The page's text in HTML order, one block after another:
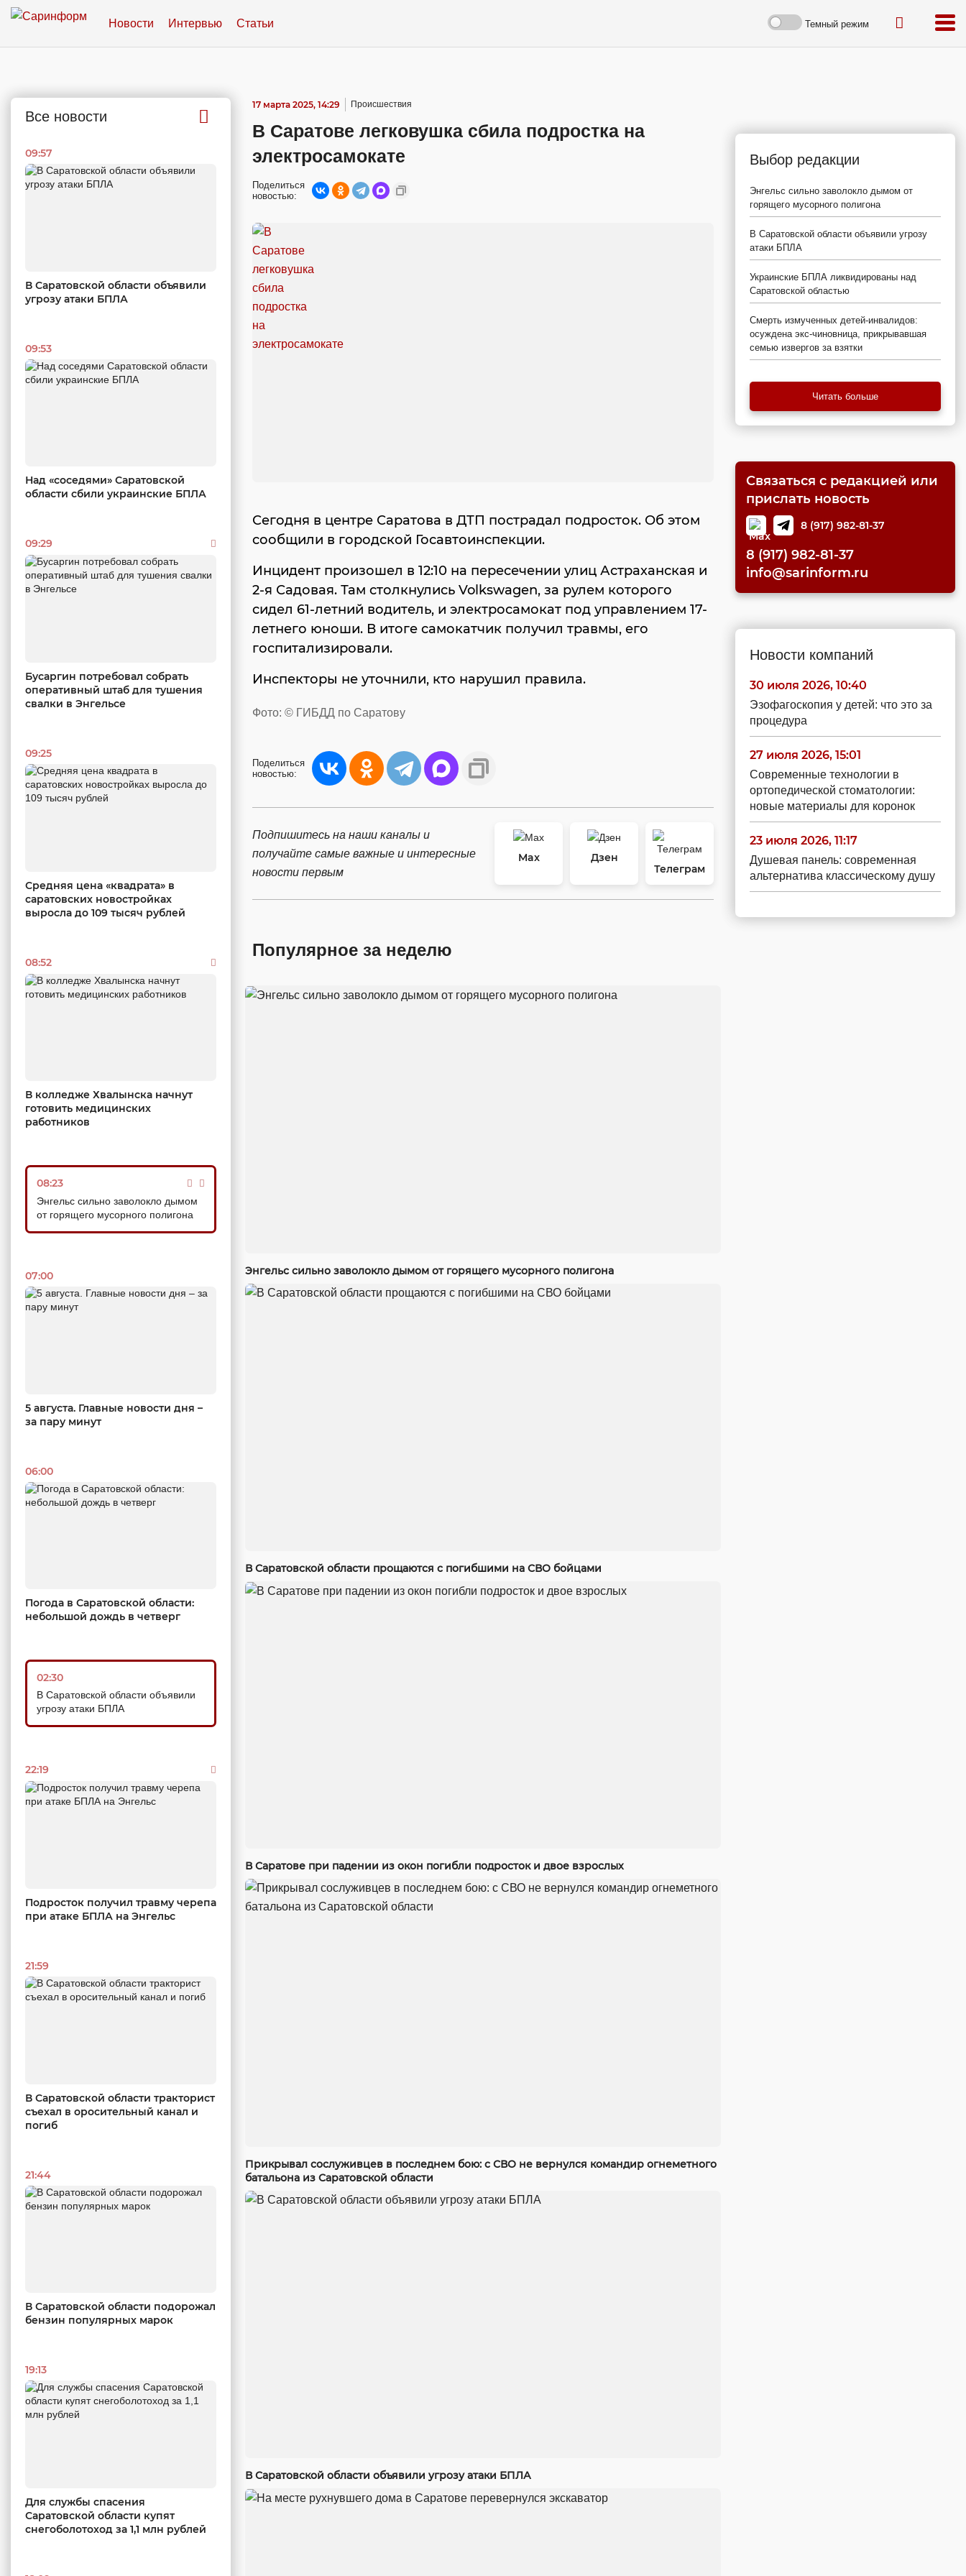
Новости Интервью Статьи Темный режим
Все новости
09:57
В Саратовской области объявили
угрозу атаки БПЛА
09:53
Над «соседями» Саратовской
области сбили украинские БПЛА
09:29
Бусаргин потребовал собрать
оперативный штаб для тушения
свалки в Энгельсе
09:25
Средняя цена «квадрата» в
саратовских новостройках
выросла до 109 тысяч рублей
08:52
В колледже Хвалынска начнут
готовить медицинских
работников
08:23
Энгельс сильно заволокло дымом
от горящего мусорного полигона
07:00
5 августа. Главные новости дня –
за пару минут
06:00
Погода в Саратовской области:
небольшой дождь в четверг
02:30
В Саратовской области объявили
угрозу атаки БПЛА
22:19
Подросток получил травму черепа
при атаке БПЛА на Энгельс
21:59
В Саратовской области тракторист
съехал в оросительный канал и
погиб
21:44
В Саратовской области подорожал
бензин популярных марок
19:13
Для службы спасения
Саратовской области купят
снегоболотоход за 1,1 млн рублей
17 марта 2025, 14:29 Происшествия
В Саратове легковушка сбила подростка на
электросамокате
Поделиться
новостью:
Сегодня в центре Саратова в ДТП пострадал подросток. Об этом
сообщили в городской Госавтоинспекции.
Инцидент произошел в 12:10 на пересечении улиц Астраханская и
2-я Садовая. Там столкнулись Volkswagen, за рулем которого
сидел 61-летний водитель, и электросамокат под управлением 17-
летнего юноши. В итоге самокатчик получил травмы, его
госпитализировали.
Инспекторы не уточнили, кто нарушил правила.
Фото: © ГИБДД по Саратову
Поделиться
новостью:
Подпишитесь на наши каналы и
получайте самые важные и интересные
новости первым
Max
Дзен
Телеграм
Популярное за неделю
Энгельс сильно заволокло дымом от горящего мусорного полигона
В Саратовской области прощаются с погибшими на СВО бойцами
В Саратове при падении из окон погибли подросток и двое взрослых
Прикрывал сослуживцев в последнем бою: с СВО не вернулся командир огнеметного
батальона из Саратовской области
В Саратовской области объявили угрозу атаки БПЛА
Выбор редакции
Энгельс сильно заволокло дымом от
горящего мусорного полигона
В Саратовской области объявили угрозу
атаки БПЛА
Украинские БПЛА ликвидированы над
Саратовской областью
Смерть измученных детей-инвалидов:
осуждена экс-чиновница, прикрывавшая
семью извергов за взятки
Читать больше
Связаться с редакцией или
прислать новость
8 (917) 982-81-37
8 (917) 982-81-37
info@sarinform.ru
Новости компаний
30 июля 2026, 10:40
Эзофагоскопия у детей: что это за
процедура
27 июля 2026, 15:01
Современные технологии в
ортопедической стоматологии:
новые материалы для коронок
23 июля 2026, 11:17
Душевая панель: современная
альтернатива классическому душу